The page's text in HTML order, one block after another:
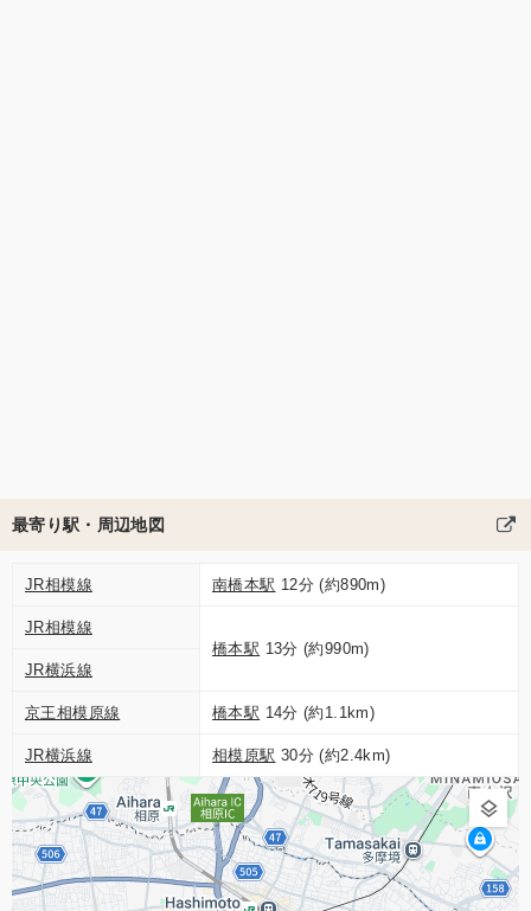
最寄り駅・周辺地図
JR相模線 南橋本駅 12分 (約890m)
JR相模線
橋本駅 13分 (約990m)
JR横浜線
京王相模原線 橋本駅 14分 (約1.1km)
JR横浜線 相模原駅 30分 (約2.4km)